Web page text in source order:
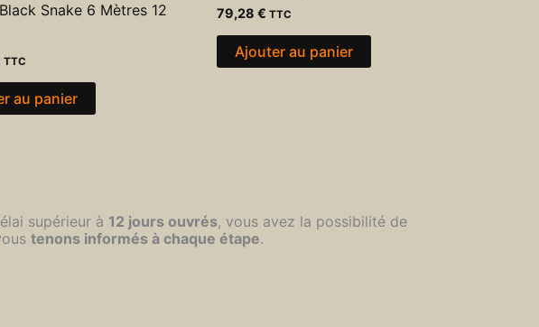
Snake 6 Mètres 12
TTC
au panier
79,28 € TTC
Ajouter au panier
supérieur à 12 jours ouvrés, vous avez la possibilité de
tenons informés à chaque étape.